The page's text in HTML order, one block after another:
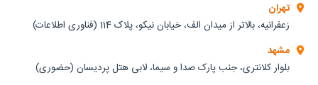
تهران
زعفرانیه، بالاتر از میدان الف، خیابان نیکو، پلاک 114 (فناوری اطلاعات)
مشهد
بلوار کلانتری، جنب پارک صدا و سیما، لابی هتل پردیسان (حضوری)